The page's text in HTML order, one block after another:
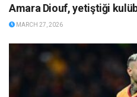
Amara Diouf, yetiştiği
MARCH 27, 2026